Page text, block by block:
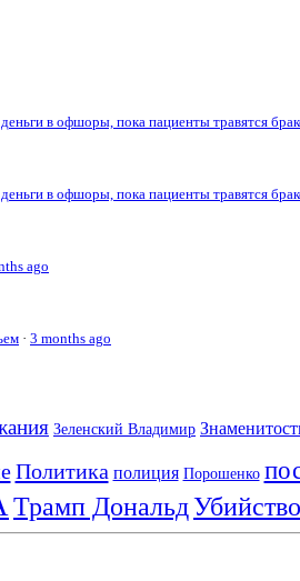
в офшоры, пока пациенты травятся
в офшоры, пока пациенты травятся
ago
· 3 months ago
Зеленский Владимир
Политика полиция Порошенко
Трамп ДональдУбийство